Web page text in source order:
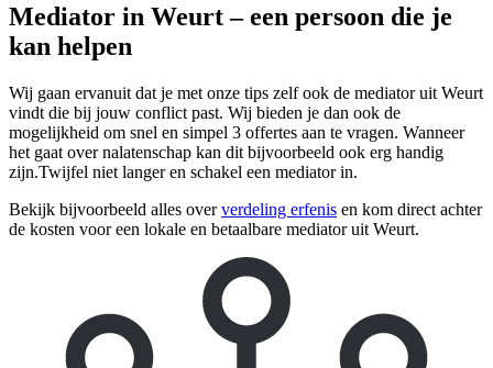
Mediator in Weurt – een persoon die je
kan helpen
Wij gaan ervanuit dat je met onze tips zelf ook de mediator uit Weurt
vindt die bij jouw conflict past. Wij bieden je dan ook de
mogelijkheid om snel en simpel 3 offertes aan te vragen. Wanneer
het gaat over nalatenschap kan dit bijvoorbeeld ook erg handig
zijn.Twijfel niet langer en schakel een mediator in.
Bekijk bijvoorbeeld alles oververdeling erfenis en kom direct achter
de kosten voor een lokale en betaalbare mediator uit Weurt.